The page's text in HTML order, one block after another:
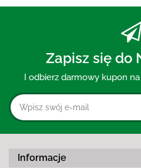
Zapisz się do
I odbierz darmowy kupon
Informacje